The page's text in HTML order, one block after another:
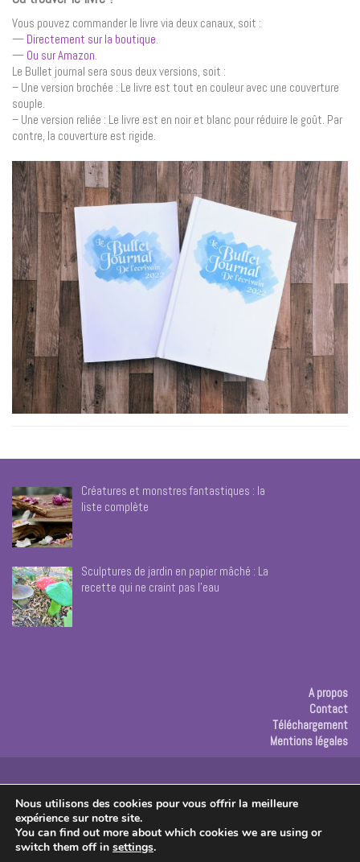
Vous pouvez commander le livre via deux canaux, soit :
— Directement sur la boutique.
— Ou sur Amazon.
Le Bullet journal sera sous deux versions, soit :
– Une version brochée : Le livre est tout en couleur avec une couverture
souple.
– Une version reliée : Le livre est en noir et blanc pour réduire le goût. Par
contre, la couverture est rigide.
Créatures et monstres fantastiques : la
liste complète
Sculptures de jardin en papier mâché : La
recette qui ne craint pas l’eau
A propos
Contact
Téléchargement
Mentions légales
Copyright © 2026 Les créas de Rose
Nous utilisons des cookies pour vous offrir la meilleure
expérience sur notre site.
You can find out more about which cookies we are using or
switch them off in settings.